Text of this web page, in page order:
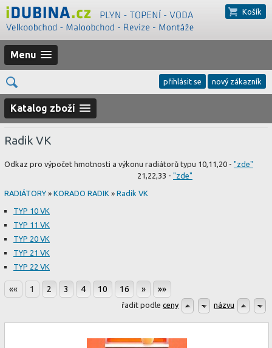
Košík
Menu
přihlásit se nový zákazník
Katalog zboží
Radik VK
Odkaz pro výpočet hmotnosti a výkonu radiátorů typu 10,11,20 - "zde"
21,22,33 - "zde"
RADIÁTORY » KORADO RADIK » Radik VK
TYP 10 VK
TYP 11 VK
TYP 20 VK
TYP 21 VK
TYP 22 VK
«« 1 2 3 4 10 16 » »»
řadit podle ceny názvu